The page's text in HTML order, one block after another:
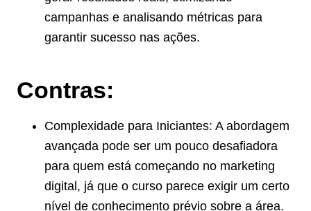
campanhas e analisando métricas para
garantir sucesso nas ações.
Contras:
Complexidade para Iniciantes: A abordagem
avançada pode ser um pouco desafiadora
para quem está começando no marketing
digital, já que o curso parece exigir um certo
nível de conhecimento prévio sobre a área.